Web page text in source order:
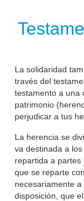
La solidaridad
través del
testamento a una
patrimonio
perjudicar a tus
La herencia se
va destinada a
repartida a partes
que se reparte
necesariamente
disposición, que